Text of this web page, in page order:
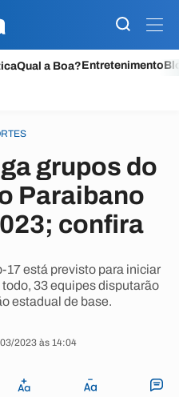
Qual a Boa?Entretenimento
grupos do
Paraibano
confira
está previsto para iniciar
33 equipes disputarão
estadual de base.
2023 às 14:04